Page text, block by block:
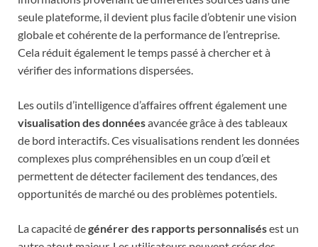
seule plateforme, il devient plus facile d’obtenir une vision
globale et cohérente de la performance de l’entreprise.
Cela réduit également le temps passé à chercher et à
vérifier des informations dispersées.
Les outils d’intelligence d’affaires offrent également une
visualisation des donnéesavancée grâce à des tableaux
de bord interactifs. Ces visualisations rendent les données
complexes plus compréhensibles en un coup d’œil et
permettent de détecter facilement des tendances, des
opportunités de marché ou des problèmes potentiels.
La capacité degénérer des rapports personnalisésest un